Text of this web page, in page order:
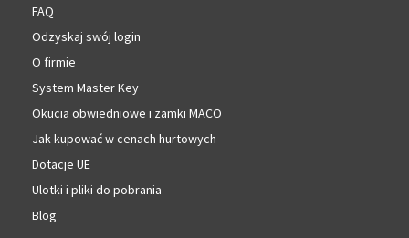
FAQ
Odzyskaj swój login
O firmie
System Master Key
Okucia obwiedniowe i zamki MACO
Jak kupować w cenach hurtowych
Dotacje UE
Ulotki i pliki do pobrania
Blog